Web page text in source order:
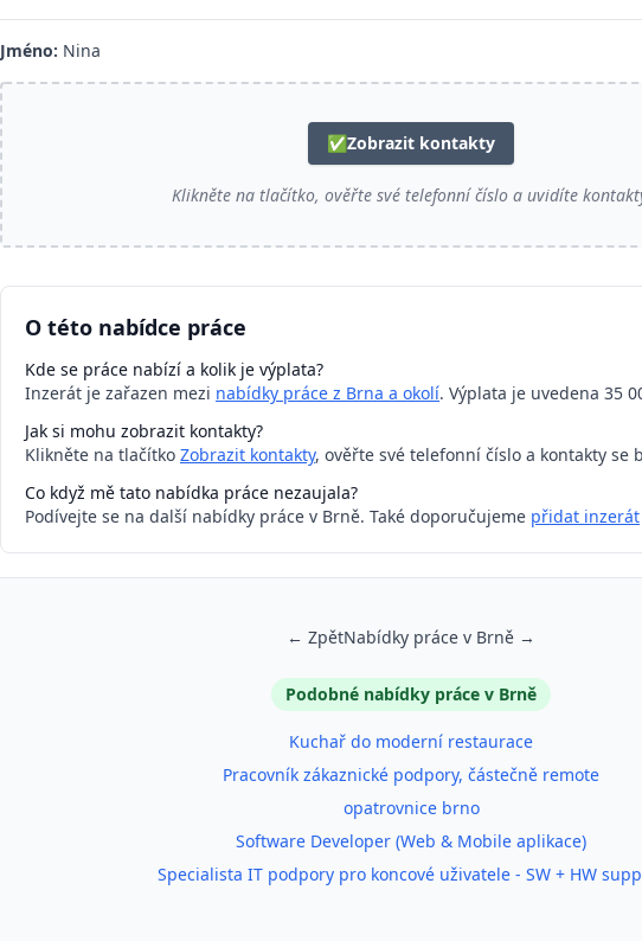
Jméno: Nina
✅Zobrazit kontakty
Klikněte na tlačítko, ověřte své telefonní číslo a uvidíte
O této nabídce práce
Kde se práce nabízí a kolik je výplata?
Inzerát je zařazen mezi nabídky práce z Brna a okolí. Výplata je uvedena 35
Jak si mohu zobrazit kontakty?
Klikněte na tlačítko Zobrazit kontakty, ověřte své telefonní číslo a kontakty se
Co když mě tato nabídka práce nezaujala?
Podívejte se na další nabídky práce v Brně. Také doporučujeme přidat inzerát
← ZpětNabídky práce v Brně →
Podobné nabídky práce v Brně
Kuchař do moderní restaurace
Pracovník zákaznické podpory, částečně remote
opatrovnice brno
Software Developer (Web & Mobile aplikace)
Specialista IT podpory pro koncové uživatele - SW + HW